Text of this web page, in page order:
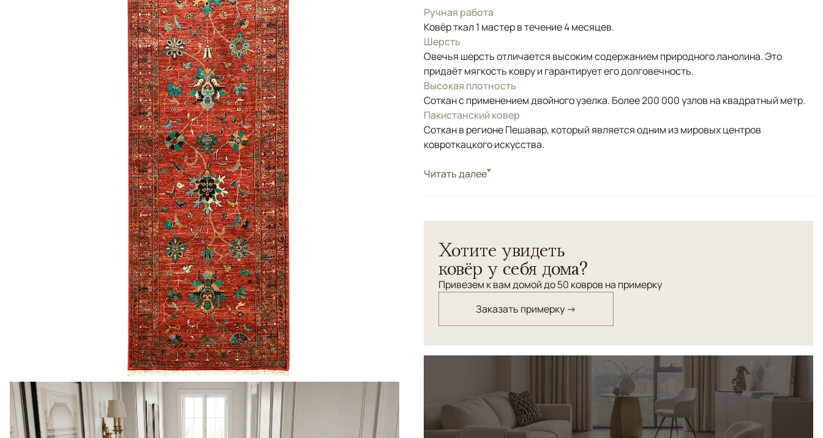
Ручная работа
Ковёр ткал 1 мастер в течение 4 месяцев.
Шерсть
Овечья шерсть отличается высоким содержанием природного ланолина. Это
придаёт мягкость ковру и гарантирует его долговечность.
Высокая плотность
Соткан с применением двойного узелка. Более 200 000 узлов на квадратный метр.
Пакистанский ковер
Соткан в регионе Пешавар, который является одним из мировых центров
ковроткацкого искусства.
СтильКлассические
шерстяной нити веретенной крутки с применением натуральных красителей.
Основу составляет насыщенный терракотовый цвет, украшенный изысканными
растительными узорами в бирюзовой, бежевой и изумрудной гамме. Тончайшая
работа мастеров делает дорожку гармоничным сочетанием традиции и
элегантности, подчеркивающим индивидуальность интерьера.
Читать далее
Хотите увидеть
ковёр у себя дома?
Привезем к вам домой до 50 ковров на примерку
Заказать примерку →